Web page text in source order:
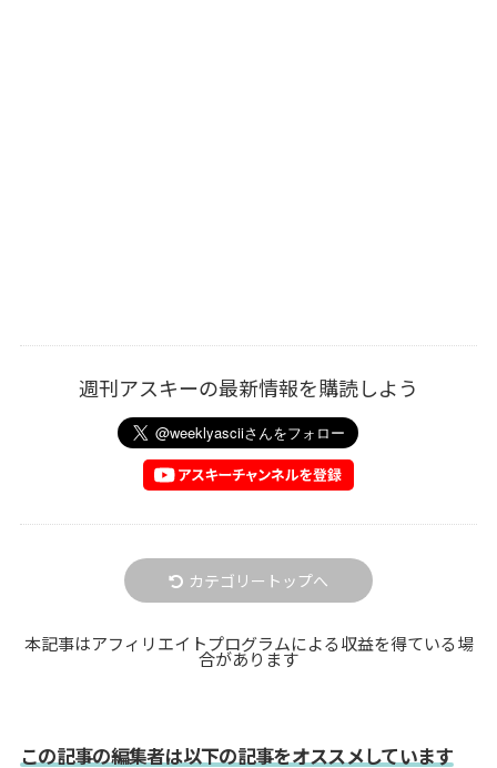
週刊アスキーの最新情報を購読しよう
カテゴリートップへ
本記事はアフィリエイトプログラムによる収益を得ている場
合があります
この記事の編集者は以下の記事をオススメしています